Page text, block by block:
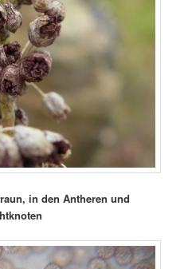
in den Antheren und